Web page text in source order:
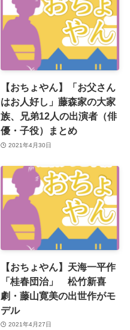
【おちょやん】「お父さん
はお人好し」藤森家の大家
族、兄弟12人の出演者（俳
優・子役）まとめ
2021年4月30日
【おちょやん】天海一平作
「桂春団治」 松竹新喜
劇・藤山寛美の出世作がモ
デル
2021年4月27日